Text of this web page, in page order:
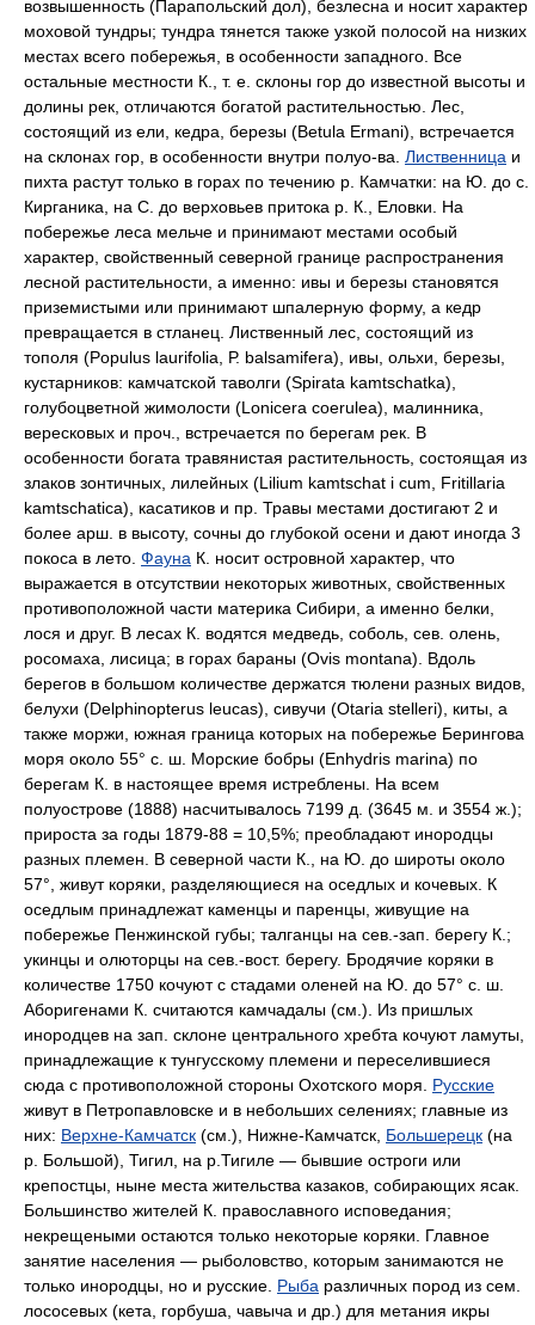
возвышенность (Парапольский дол), безлесна и носит характер
моховой тундры; тундра тянется также узкой полосой на низких
местах всего побережья, в особенности западного. Все
остальные местности К., т. е. склоны гор до известной высоты и
долины рек, отличаются богатой растительностью. Лес,
состоящий из ели, кедра, березы (Betula Ermani), встречается
на склонах гор, в особенности внутри полуо-ва. Лиственница и
пихта растут только в горах по течению р. Камчатки: на Ю. до с.
Кирганика, на С. до верховьев притока р. К., Еловки. На
побережье леса мельче и принимают местами особый
характер, свойственный северной границе распространения
лесной растительности, а именно: ивы и березы становятся
приземистыми или принимают шпалерную форму, а кедр
превращается в стланец. Лиственный лес, состоящий из
тополя (Populus laurifolia, Р. balsamifera), ивы, ольхи, березы,
кустарников: камчатской таволги (Spirata kamtschatka),
голубоцветной жимолости (Lonicera coerulea), малинника,
вересковых и проч., встречается по берегам рек. В
особенности богата травянистая растительность, состоящая из
злаков зонтичных, лилейных (Lilium kamtschat i cum, Fritillaria
kamtschatica), касатиков и пр. Травы местами достигают 2 и
более арш. в высоту, сочны до глубокой осени и дают иногда 3
покоса в лето. Фауна К. носит островной характер, что
выражается в отсутствии некоторых животных, свойственных
противоположной части материка Сибири, а именно белки,
лося и друг. В лесах К. водятся медведь, соболь, сев. олень,
росомаха, лисица; в горах бараны (Ovis montanа). Вдоль
берегов в большом количестве держатся тюлени разных видов,
белухи (Delphinopterus leucas), сивучи (Otaria stelleri), киты, а
также моржи, южная граница которых на побережье Берингова
моря около 55° с. ш. Морские бобры (Enhydris marina) по
берегам К. в настоящее время истреблены. На всем
полуострове (1888) насчитывалось 7199 д. (3645 м. и 3554 ж.);
прироста за годы 1879-88 = 10,5%; преобладают инородцы
разных племен. В северной части К., на Ю. до широты около
57°, живут коряки, разделяющиеся на оседлых и кочевых. К
оседлым принадлежат каменцы и паренцы, живущие на
побережье Пенжинской губы; талганцы на сев.-зап. берегу К.;
укинцы и олюторцы на сев.-вост. берегу. Бродячие коряки в
количестве 1750 кочуют с стадами оленей на Ю. до 57° с. ш.
Аборигенами К. считаются камчадалы (см.). Из пришлых
инородцев на зап. склоне центрального хребта кочуют ламуты,
принадлежащие к тунгусскому племени и переселившиеся
сюда с противоположной стороны Охотского моря. Русские
живут в Петропавловске и в небольших селениях; главные из
них: Верхне-Камчатск (см.), Нижне-Камчатск, Большерецк (на
р. Большой), Тигил, на р.Тигиле — бывшие остроги или
крепостцы, ныне места жительства казаков, собирающих ясак.
Большинство жителей К. православного исповедания;
некрещеными остаются только некоторые коряки. Главное
занятие населения — рыболовство, которым занимаются не
только инородцы, но и русские. Рыба различных пород из сем.
лососевых (кета, горбуша, чавыча и др.) для метания икры